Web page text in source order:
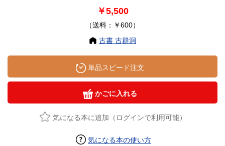
￥5,500
（送料：￥600）
古書 古群洞
単品スピード注文
かごに入れる
気になる本に追加（ログインで利用可能）
気になる本の使い方